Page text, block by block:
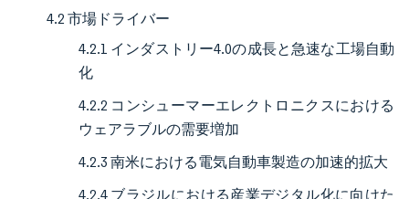
4.2 市場ドライバー
4.2.1 インダストリー4.0の成長と急速な工場自動
化
4.2.2 コンシューマーエレクトロニクスにおける
ウェアラブルの需要増加
4.2.3 南米における電気自動車製造の加速的拡大
4.2.4 ブラジルにおける産業デジタル化に向けた